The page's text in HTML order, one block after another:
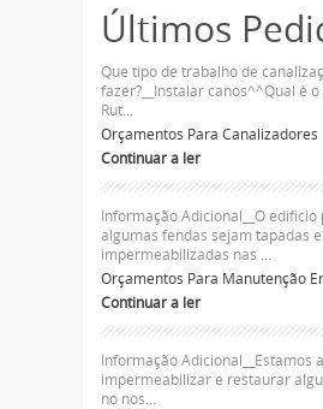
Últimos
Que tipo de trabalho de
fazer?__Instalar canos^^Qual é o
Rut...
Orçamentos Para Canalizadores
Continuar a ler
Informação Adicional__O edificio
algumas fendas sejam tapadas e
impermeabilizadas nas ...
Orçamentos Para Manutenção
Continuar a ler
Informação Adicional__Estamos
impermeabilizar e restaurar
no nos...